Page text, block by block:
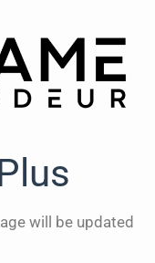
will be updated